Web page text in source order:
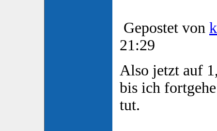
Gepostet von
21:29
Also jetzt auf
bis ich
tut.